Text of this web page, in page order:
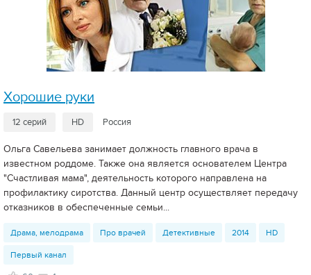
Хорошие руки
12 серий HD Россия
Ольга Савельева занимает должность главного врача в
известном роддоме. Также она является основателем Центра
"Счастливая мама", деятельность которого направлена на
профилактику сиротства. Данный центр осуществляет передачу
отказников в обеспеченные семьи...
Драма, мелодрама Про врачей Детективные 2014 HD
Первый канал